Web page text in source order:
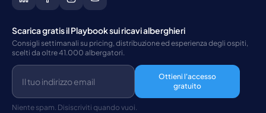
Scarica gratis il Playbook sui ricavi alberghieri
Consigli settimanali su pricing, distribuzione ed esperienza degli ospiti,
scelti da oltre 41.000 albergatori.
Ottieni l'accesso
gratuito
Niente spam. Disiscriviti quando vuoi.